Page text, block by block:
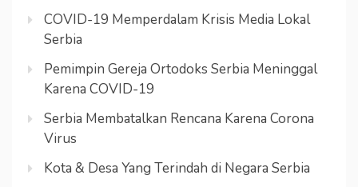
COVID-19 Memperdalam Krisis Media Lokal
Serbia
Pemimpin Gereja Ortodoks Serbia Meninggal
Karena COVID-19
Serbia Membatalkan Rencana Karena Corona
Virus
Kota & Desa Yang Terindah di Negara Serbia